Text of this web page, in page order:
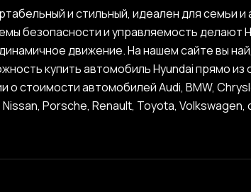
и стильный, идеален для семьи и
безопасности и управляемость делают
движение. На нашем сайте вы
купить автомобиль Hyundai прямо из
автомобилей Audi, BMW,
Porsche, Renault, Toyota, Volkswagen,